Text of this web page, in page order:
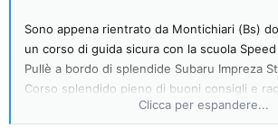
Sono appena rientrato da Montichiari (Bs)
un corso di guida sicura con la scuola
Pullè a bordo di splendide Subaru Impreza
Corso splendido pieno di buoni consigli e
come affrontare la guida con TESTA!
Prove in auto emozionanti con controsterzi
Clicca per espandere...